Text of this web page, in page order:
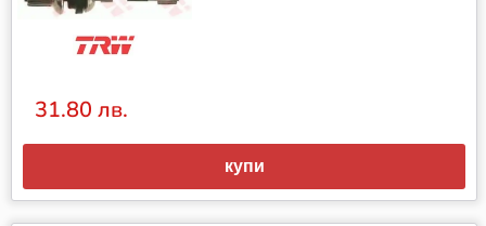
31.80 лв.
купи